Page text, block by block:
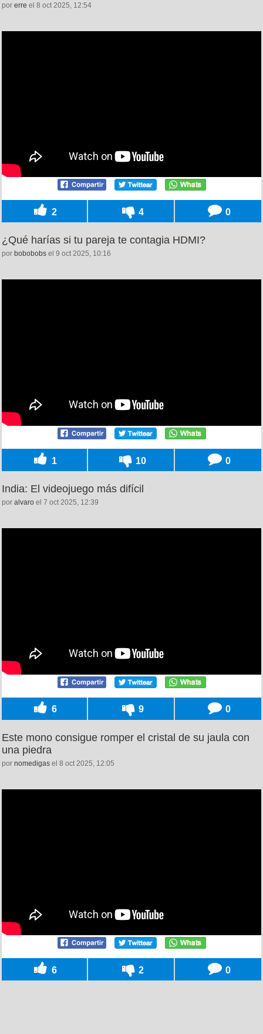
por erre el 8 oct 2025, 12:54
2 4 0
¿Qué harías si tu pareja te contagia HDMI?
por bobobobs el 9 oct 2025, 10:16
1 10 0
India: El videojuego más difícil
por alvaro el 7 oct 2025, 12:39
6 9 0
Este mono consigue romper el cristal de su jaula con
una piedra
por nomedigas el 8 oct 2025, 12:05
6 2 0